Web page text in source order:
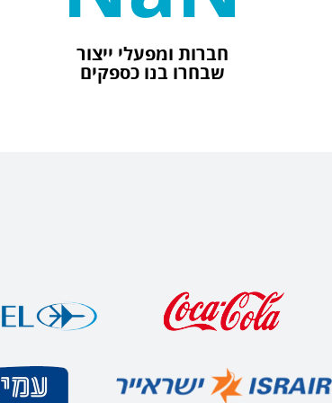
חברות ומפעלי ייצור
שבחרו בנו כספקים